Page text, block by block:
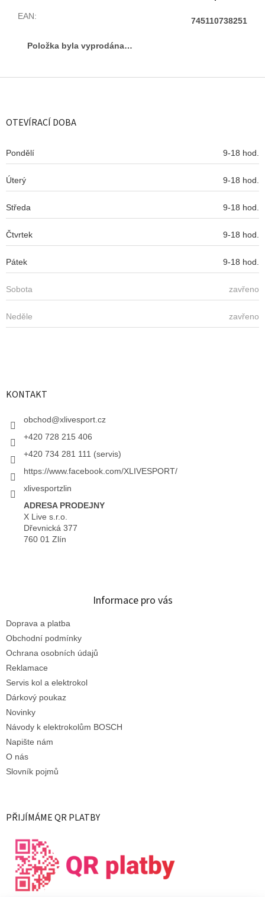
EAN: 745110738251
Položka byla vyprodána…
Z
OTEVÍRACÍ DOBA
Pondělí 9-18 hod.
Úterý 9-18 hod.
Středa 9-18 hod.
Čtvrtek 9-18 hod.
Pátek 9-18 hod.
Sobota zavřeno
Neděle zavřeno
KONTAKT
obchod@xlivesport.cz
+420 728 215 406
+420 734 281 111 (servis)
https://www.facebook.com/XLIVESPORT/
xlivesportzlin
ADRESA PRODEJNY
X Live s.r.o.
Dřevnická 377
760 01 Zlín
Informace pro vás
Doprava a platba
Obchodní podmínky
Ochrana osobních údajů
Reklamace
Servis kol a elektrokol
Dárkový poukaz
Novinky
Návody k elektrokolům BOSCH
Napište nám
O nás
Slovník pojmů
PŘIJÍMÁME QR PLATBY